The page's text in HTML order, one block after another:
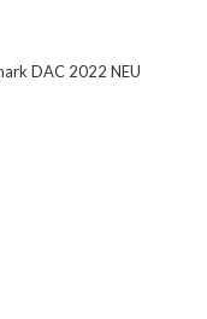
DAC 2022 NEU